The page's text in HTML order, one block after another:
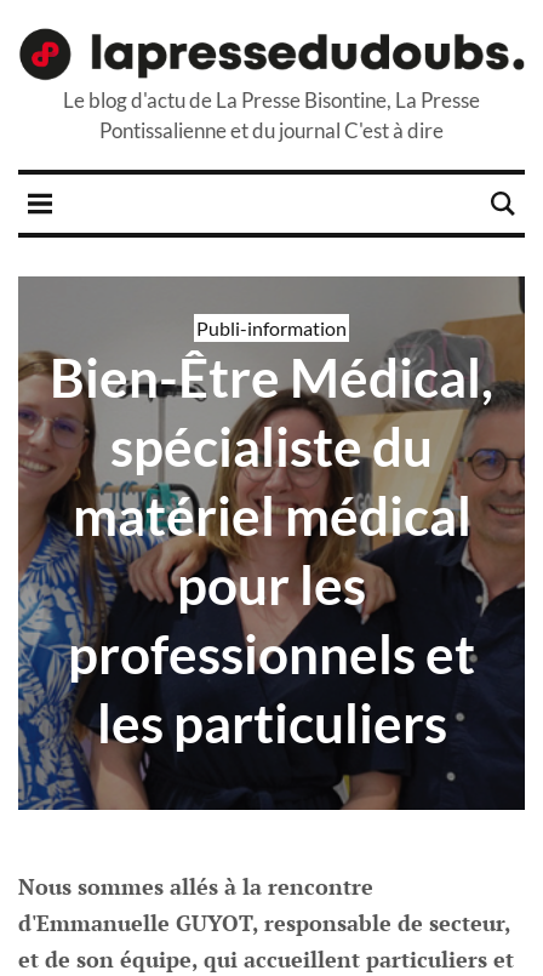
Le blog d'actu de La Presse Bisontine, La Presse
Pontissalienne et du journal C'est à dire
Publi-information
Bien-Être Médical,
spécialiste du
matériel médical
pour les
professionnels et
les particuliers
Nous sommes allés à la rencontre
d'Emmanuelle GUYOT, responsable de secteur,
et de son équipe, qui accueillent particuliers et